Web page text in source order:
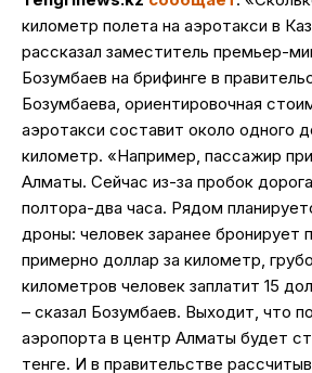
километр полета на аэротакси в
рассказал заместитель премьер-
Бозумбаев на брифинге в
Бозумбаева, ориентировочная
аэротакси составит около одного
километр. «Например, пассажир
Алматы. Сейчас из-за пробок
полтора-два часа. Рядом
дроны: человек заранее бронирует
примерно доллар за километр,
километров человек заплатит 15
– сказал Бозумбаев. Выходит, что
аэропорта в центр Алматы будет
тенге. И в правительстве